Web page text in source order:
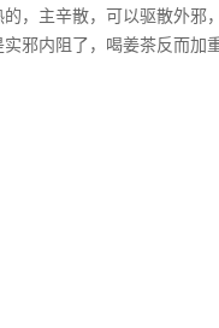
，主辛散，可以驱散外邪
邪内阻了，喝姜茶反而加